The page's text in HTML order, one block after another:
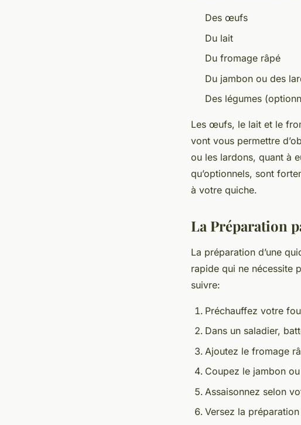
Des œufs
Du lait
Du fromage râpé
Du jambon ou des
Des légumes
Les œufs, le lait et le
vont vous permettre
ou les lardons, quant à
qu’optionnels, sont
à votre quiche.
La Préparation
La préparation d’une
rapide qui ne nécessite
suivre:
Préchauffez votre
Dans un saladier,
Ajoutez le fromage
Coupez le jambon
Assaisonnez selon
Versez la